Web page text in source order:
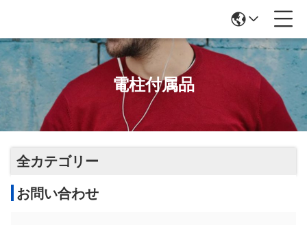
電柱付属品
全カテゴリー
お問い合わせ